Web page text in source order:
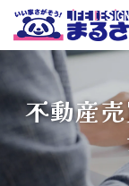
不動産